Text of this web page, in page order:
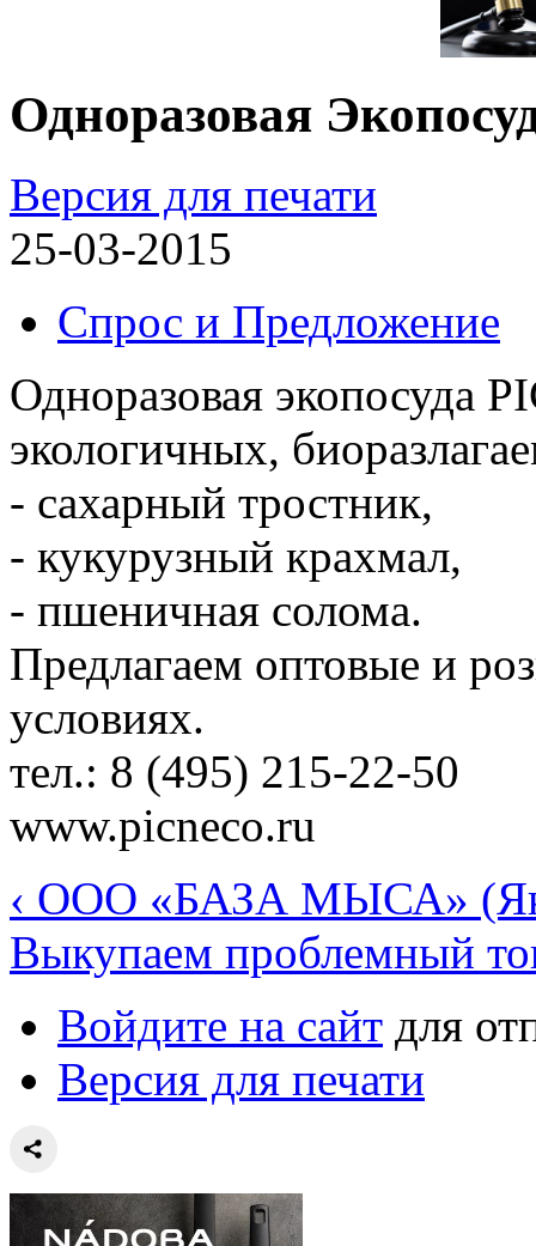
Одноразовая
Версия для печати
25-03-2015
Спрос и Предложение
Одноразовая экопосуда
экологичных,
- сахарный тростник,
- кукурузный крахмал,
- пшеничная солома.
Предлагаем оптовые и
условиях.
тел.: 8 (495) 215-22-50
www.picneco.ru
‹ ООО «БАЗА МЫСА»
Выкупаем проблемный
Войдите на сайт для
Версия для печати